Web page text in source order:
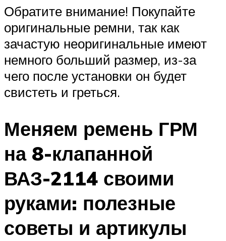
Обратите внимание! Покупайте
оригинальные ремни, так как
зачастую неоригинальные имеют
немного больший размер, из-за
чего после установки он будет
свистеть и греться.
Меняем ремень ГРМ
на 8-клапанной
ВАЗ-2114 своими
руками: полезные
советы и артикулы